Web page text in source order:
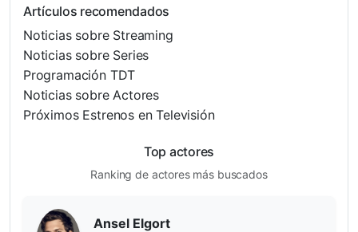
Artículos recomendados
Noticias sobre Streaming
Noticias sobre Series
Programación TDT
Noticias sobre Actores
Próximos Estrenos en Televisión
Top actores
Ranking de actores más buscados
Ansel Elgort